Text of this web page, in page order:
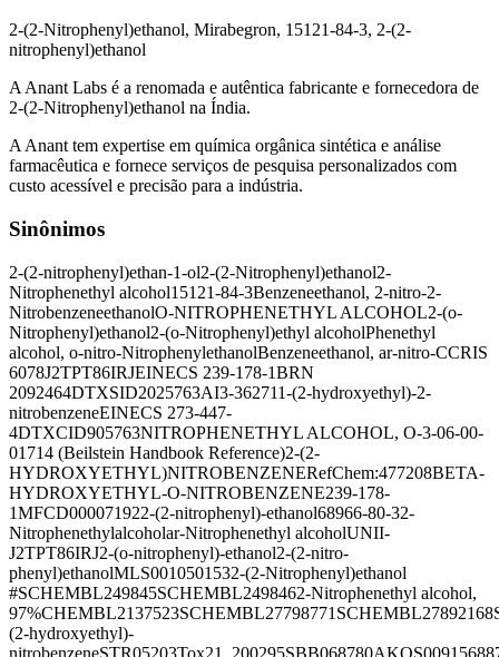
2-(2-Nitrophenyl)ethanol, Mirabegron, 15121-84-3, 2-(2-
nitrophenyl)ethanol
A Anant Labs é a renomada e autêntica fabricante e fornecedora de
2-(2-Nitrophenyl)ethanol na Índia.
A Anant tem expertise em química orgânica sintética e análise
farmacêutica e fornece serviços de pesquisa personalizados com
custo acessível e precisão para a indústria.
Sinônimos
2-(2-nitrophenyl)ethan-1-ol2-(2-Nitrophenyl)ethanol2-
Nitrophenethyl alcohol15121-84-3Benzeneethanol, 2-nitro-2-
NitrobenzeneethanolO-NITROPHENETHYL ALCOHOL2-(o-
Nitrophenyl)ethanol2-(o-Nitrophenyl)ethyl alcoholPhenethyl
alcohol, o-nitro-NitrophenylethanolBenzeneethanol, ar-nitro-CCRIS
6078J2TPT86IRJEINECS 239-178-1BRN
2092464DTXSID2025763AI3-362711-(2-hydroxyethyl)-2-
nitrobenzeneEINECS 273-447-
4DTXCID905763NITROPHENETHYL ALCOHOL, O-3-06-00-
01714 (Beilstein Handbook Reference)2-(2-
HYDROXYETHYL)NITROBENZENERefChem:477208BETA-
HYDROXYETHYL-O-NITROBENZENE239-178-
1MFCD000071922-(2-nitrophenyl)-ethanol68966-80-32-
Nitrophenethylalcoholar-Nitrophenethyl alcoholUNII-
J2TPT86IRJ2-(o-nitrophenyl)-ethanol2-(2-nitro-
phenyl)ethanolMLS0010501532-(2-Nitrophenyl)ethanol
#SCHEMBL249845SCHEMBL2498462-Nitrophenethyl alcohol,
97%CHEMBL2137523SCHEMBL27798771 SCHEMBL27892168
(2-hydroxyethyl)-
nitrobenzeneSTR05203Tox21_200295SBB068780